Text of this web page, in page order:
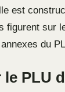
est
figurent sur
du
PLU